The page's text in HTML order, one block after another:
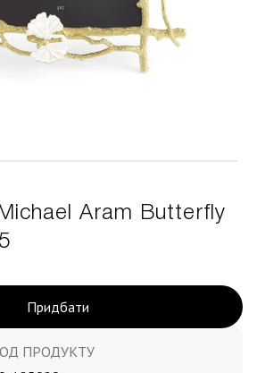
Aram Butterfly
Придбати
ПРОДУКТУ